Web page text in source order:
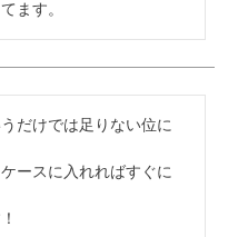
ます。
だけでは足りない位に
ースに入れればすぐに